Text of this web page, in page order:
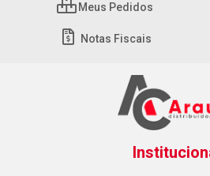
Meus Pedidos
Notas Fiscais